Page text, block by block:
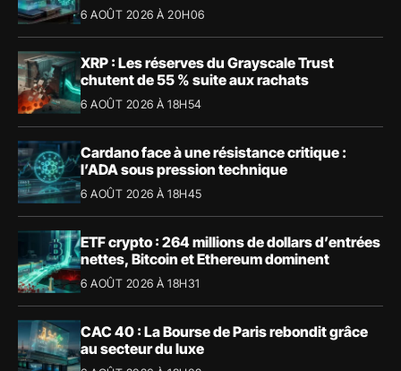
6 AOÛT 2026 À 20H06
XRP : Les réserves du Grayscale Trust
chutent de 55 % suite aux rachats
6 AOÛT 2026 À 18H54
Cardano face à une résistance critique :
l’ADA sous pression technique
6 AOÛT 2026 À 18H45
ETF crypto : 264 millions de dollars d’entrées
nettes, Bitcoin et Ethereum dominent
6 AOÛT 2026 À 18H31
CAC 40 : La Bourse de Paris rebondit grâce
au secteur du luxe